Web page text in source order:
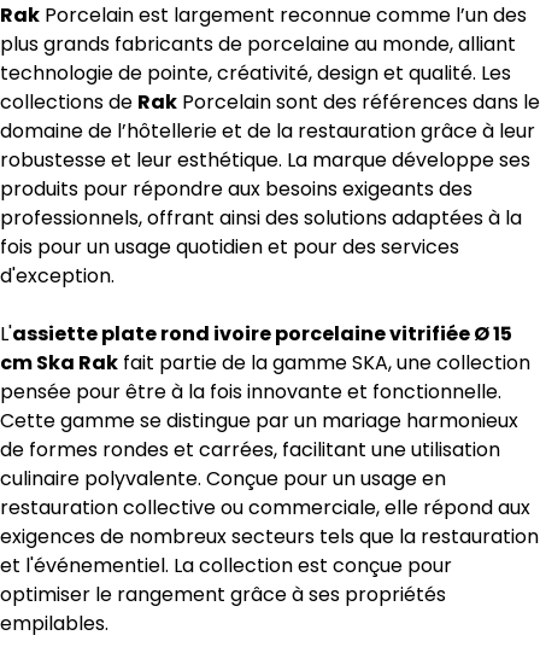
Rak Porcelain est largement reconnue comme l’un des
plus grands fabricants de porcelaine au monde, alliant
technologie de pointe, créativité, design et qualité. Les
collections de Rak Porcelain sont des références dans le
domaine de l’hôtellerie et de la restauration grâce à leur
robustesse et leur esthétique. La marque développe ses
produits pour répondre aux besoins exigeants des
professionnels, offrant ainsi des solutions adaptées à la
fois pour un usage quotidien et pour des services
d'exception.
L'assiette plate rond ivoire porcelaine vitrifiée Ø 15
cm Ska Rak fait partie de la gamme SKA, une collection
pensée pour être à la fois innovante et fonctionnelle.
Cette gamme se distingue par un mariage harmonieux
de formes rondes et carrées, facilitant une utilisation
culinaire polyvalente. Conçue pour un usage en
restauration collective ou commerciale, elle répond aux
exigences de nombreux secteurs tels que la restauration
et l'événementiel. La collection est conçue pour
optimiser le rangement grâce à ses propriétés
empilables.